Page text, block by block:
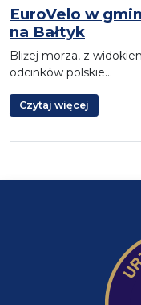
EuroVelo w
na Bałtyk
Bliżej morza, z
odcinków polskie…
Czytaj więcej